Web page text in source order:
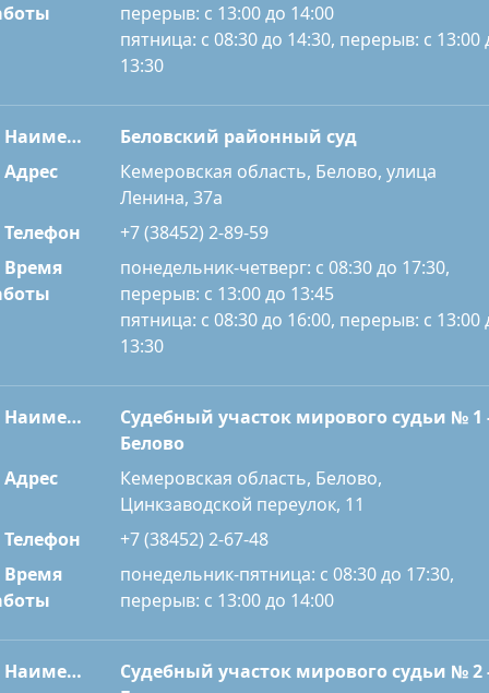
перерыв: с 13:00 до 14:00
пятница: с 08:30 до 14:30, перерыв: с 13:00
13:30
Наименование
Беловский районный суд
Адрес
Кемеровская область, Белово, улица
Ленина, 37а
Телефон
+7 (38452) 2-89-59
Время
понедельник-четверг: с 08:30 до 17:30,
перерыв: с 13:00 до 13:45
пятница: с 08:30 до 16:00, перерыв: с 13:00
13:30
Наименование
Судебный участок мирового судьи № 1
Белово
Адрес
Кемеровская область, Белово,
Цинкзаводской переулок, 11
Телефон
+7 (38452) 2-67-48
Время
понедельник-пятница: с 08:30 до 17:30,
перерыв: с 13:00 до 14:00
Наименование
Судебный участок мирового судьи № 2